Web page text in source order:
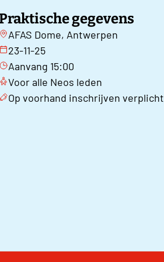
gegevens
AFAS Dome, Antwerpen
23-11-25
Aanvang 15:00
Voor alle Neos leden
Op voorhand inschrijven verplicht